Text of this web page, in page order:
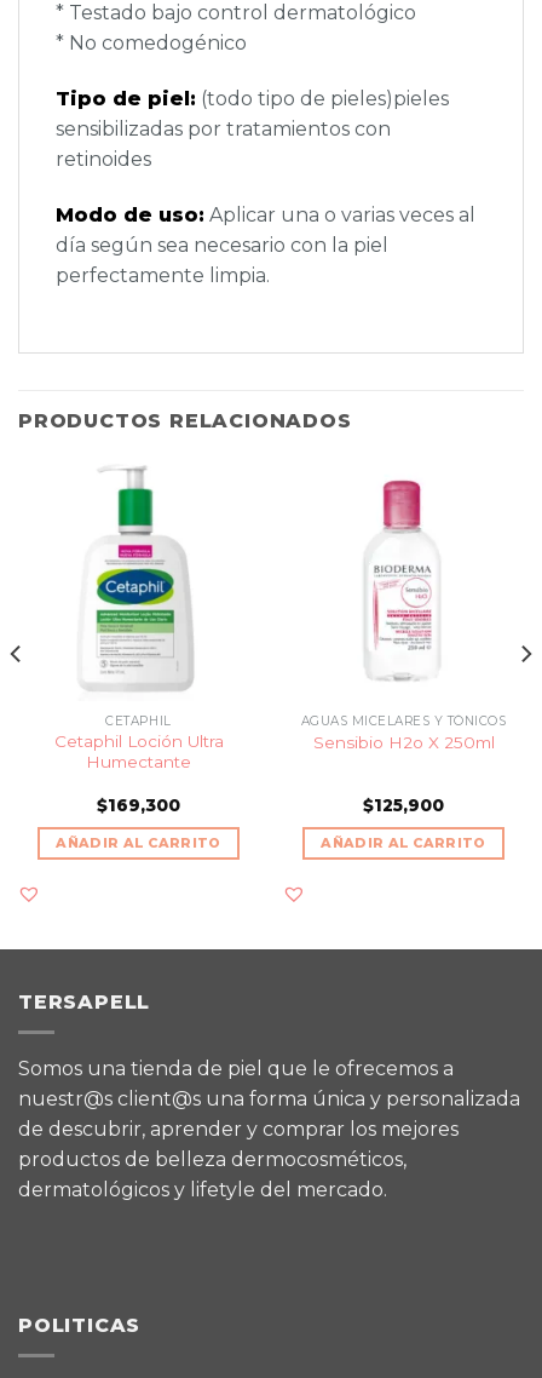
* Testado bajo control dermatológico
* No comedogénico
Tipo de piel: (todo tipo de pieles)pieles
sensibilizadas por tratamientos con
retinoides
Modo de uso: Aplicar una o varias veces al
día según sea necesario con la piel
perfectamente limpia.
PRODUCTOS RELACIONADOS
CETAPHIL
Cetaphil Loción Ultra
Humectante
$169,300
AÑADIR AL CARRITO
AGUAS MICELARES Y TÓNICOS
Sensibio H2o X 250ml
$125,900
AÑADIR AL CARRITO
TERSAPELL
Somos una tienda de piel que le ofrecemos a
nuestr@s client@s una forma única y personalizada
de descubrir, aprender y comprar los mejores
productos de belleza dermocosméticos,
dermatológicos y lifetyle del mercado.
POLITICAS